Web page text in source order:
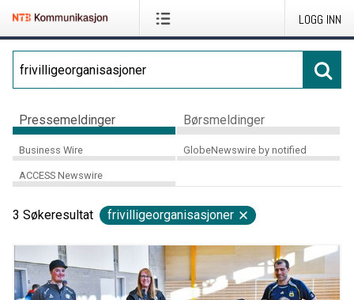
LOGG INN
Pressemeldinger Børsmeldinger
Business Wire GlobeNewswire by notified
ACCESS Newswire
3 Søkeresultat frivilligeorganisasjoner